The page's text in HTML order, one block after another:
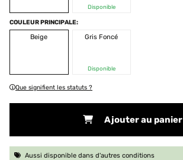
Disponible
COULEUR PRINCIPALE:
Beige
Gris Foncé
Disponible
Que signifient les statuts ?
Ajouter au panier
Aussi disponible dans d'autres conditions